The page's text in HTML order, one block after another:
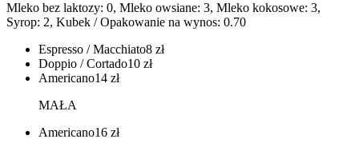
Mleko bez laktozy: 0, Mleko owsiane: 3, Mleko kokosowe: 3,
Syrop: 2, Kubek / Opakowanie na wynos: 0.70
Espresso / Macchiato8 zł
Doppio / Cortado10 zł
Americano14 zł
MAŁA
Americano16 zł